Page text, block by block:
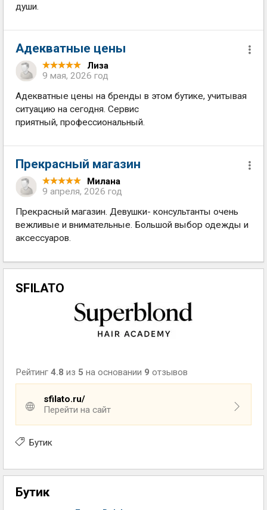
души.
Адекватные цены
Лиза
9 мая, 2026 год
Адекватные цены на бренды в этом бутике, учитывая
ситуацию на сегодня. Сервис
приятный, профессиональный.
Прекрасный магазин
Милана
9 апреля, 2026 год
Прекрасный магазин. Девушки- консультанты очень
вежливые и внимательные. Большой выбор одежды и
аксессуаров.
SFILATO
Рейтинг 4.8 из 5 на основании 9 отзывов
sfilato.ru/
Перейти на сайт
Бутик
Бутик